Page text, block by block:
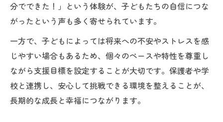
工夫
保護者や学校連携で実現する未来型支援
未来を考える保護者連携のポイントと実践
法
学校と連携した放課後等デイサービス支援
の工夫
保護者・学校との協働がもたらす未来志向
分でできた！」という体験が、子どもたちの自信につな
がったという声も多く寄せられています。
一方で、子どもによっては将来への不安やストレスを感
じやすい場合もあるため、個々のペースや特性を尊重し
ながら支援目標を設定することが大切です。保護者や学
校と連携し、安心して挑戦できる環境を整えることが、
長期的な成長と幸福につながります。